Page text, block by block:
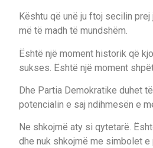
Kështu që unë ju ftoj secilin
më të madh të mundshëm.
Është një moment historik që
sukses. Është një moment
Dhe Partia Demokratike duhet
potencialin e saj ndihmesën e
Ne shkojmë aty si qytetarë.
dhe nuk shkojmë me simbolet